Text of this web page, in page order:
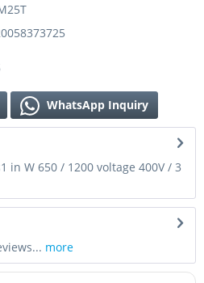
WhatsApp Inquiry
in W 650 / 1200 voltage 400V / 3
more